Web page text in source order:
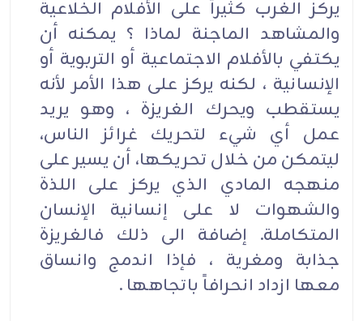
يركز الغرب كثيراً على الأفلام الخلاعية
والمشاهد الماجنة لماذا ؟ يمكنه أن
يكتفي بالأفلام الاجتماعية أو التربوية أو
الإنسانية ، لكنه يركز على هذا الأمر لأنه
يستقطب ويحرك الغريزة ، وهو يريد
عمل أي شيء لتحريك غرائز الناس،
ليتمكن من خلال تحريكها، أن يسير على
منهجه المادي الذي يركز على اللذة
والشهوات لا على إنسانية الإنسان
المتكاملة. إضافة الى ذلك فالغريزة
جذابة ومغرية ، فإذا اندمج وانساق
معها ازداد انحرافاً باتجاهها .